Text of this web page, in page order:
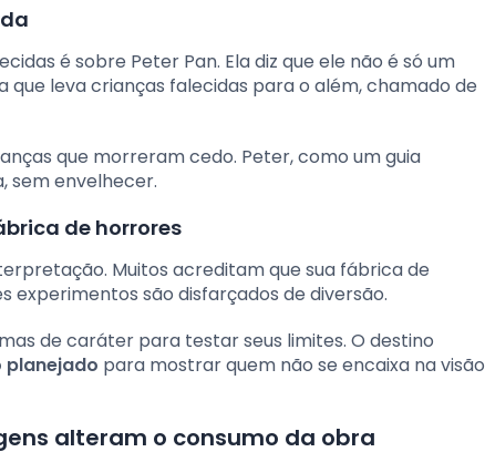
é sobre Peter Pan. Ela diz que ele não é só um
que leva crianças falecidas para o além, chamado de
que morreram cedo. Peter, como um guia
sem envelhecer.
de horrores
Muitos acreditam que sua fábrica de
experimentos são disfarçados de diversão.
de caráter para testar seus limites. O destino
planejado para mostrar quem não se encaixa na visão
alteram o consumo da obra